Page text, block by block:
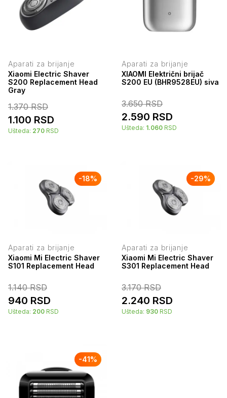
Aparati za brijanje
Xiaomi Electric Shaver
S200 Replacement Head
Gray
1.370RSD
1.100 RSD
Ušteda: 270 RSD
Aparati za brijanje
XIAOMI Električni brijač
S200 EU (BHR9528EU) siva
3.650RSD
2.590 RSD
Ušteda: 1.060 RSD
-18%
Aparati za brijanje
Xiaomi Mi Electric Shaver
S101 Replacement Head
1.140RSD
940 RSD
Ušteda: 200 RSD
-29%
Aparati za brijanje
Xiaomi Mi Electric Shaver
S301 Replacement Head
3.170RSD
2.240 RSD
Ušteda: 930 RSD
-41%